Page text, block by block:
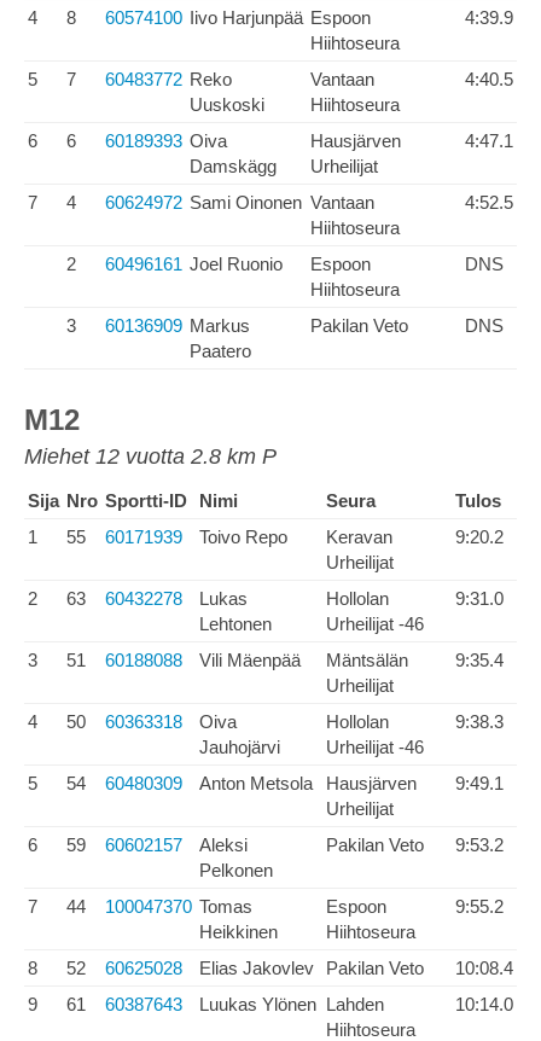
4 8 60574100 Iivo Harjunpää Espoon
Hiihtoseura
4:39.9
5 7 60483772 Reko
Uuskoski
Vantaan
Hiihtoseura
4:40.5
6 6 60189393 Oiva
Damskägg
Hausjärven
Urheilijat
4:47.1
7 4 60624972 Sami Oinonen Vantaan
Hiihtoseura
4:52.5
2 60496161 Joel Ruonio
Espoon
Hiihtoseura
DNS
3 60136909 Markus
Paatero
Pakilan Veto DNS
M12
Miehet 12 vuotta 2.8 km P
Sija Nro Sportti-ID Nimi Seura
Tulos
1
55 60171939 Toivo Repo
Keravan
Urheilijat
9:20.2
2 63 60432278
Lukas
Lehtonen
Hollolan
Urheilijat -46
9:31.0
3 51 60188088 Vili Mäenpää
Mäntsälän
Urheilijat
9:35.4
4 50 60363318
Oiva
Jauhojärvi
Hollolan
Urheilijat -46
9:38.3
5 54 60480309 Anton Metsola
Hausjärven
Urheilijat
9:49.1
6 59 60602157
Aleksi
Pelkonen
Pakilan Veto 9:53.2
7 44 100047370 Tomas
Heikkinen
Espoon
Hiihtoseura
9:55.2
8 52 60625028 Elias Jakovlev Pakilan Veto
10:08.4
9
61 60387643 Luukas Ylönen Lahden
Hiihtoseura
10:14.0